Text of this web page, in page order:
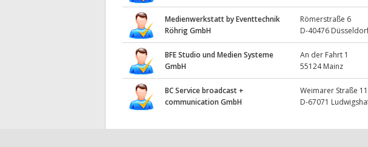
Medienwerkstatt by Eventtechnik
Röhrig GmbH
Römerstraße 6
D-40476
BFE Studio und Medien Systeme
GmbH
An der Fahrt 1
55124 Mainz
BC Service broadcast +
communication GmbH
Weimarer Straße 11
D-67071